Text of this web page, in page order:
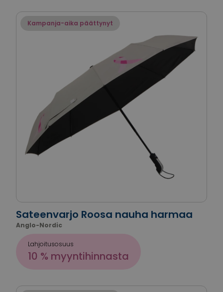
Kampanja-aika päättynyt
Sateenvarjo Roosa nauha harmaa
Anglo-Nordic
Lahjoitusosuus
10 % myyntihinnasta